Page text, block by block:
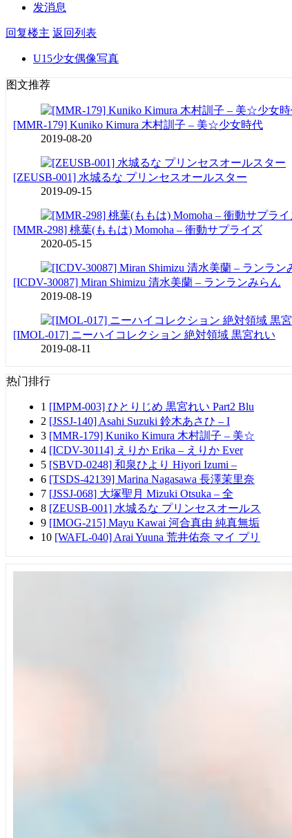
发消息
回复楼主 返回列表
U15少女偶像写真
图文推荐
[MMR-179] Kuniko Kimura 木村訓子 – 美☆少女時代
2019-08-20
[ZEUSB-001] 水城るな プリンセスオールスター
2019-09-15
[MMR-298] 桃葉(ももは) Momoha – 衝動サプライズ
2020-05-15
[ICDV-30087] Miran Shimizu 清水美蘭 – ランランみらん
2019-08-19
[IMOL-017] ニーハイコレクション 絶対領域 黒宮れい
2019-08-11
热门排行
1 [IMPM-003] ひとりじめ 黒宮れい Part2 Blu
2 [JSSJ-140] Asahi Suzuki 鈴木あさひ – I
3 [MMR-179] Kuniko Kimura 木村訓子 – 美☆
4 [ICDV-30114] えりか Erika – えりか Ever
5 [SBVD-0248] 和泉ひより Hiyori Izumi –
6 [TSDS-42139] Marina Nagasawa 長澤茉里奈
7 [JSSJ-068] 大塚聖月 Mizuki Otsuka – 全
8 [ZEUSB-001] 水城るな プリンセスオールス
9 [IMOG-215] Mayu Kawai 河合真由 純真無垢
10 [WAFL-040] Arai Yuuna 荒井佑奈 マイ プリ